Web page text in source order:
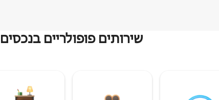
שירותים פופולריים